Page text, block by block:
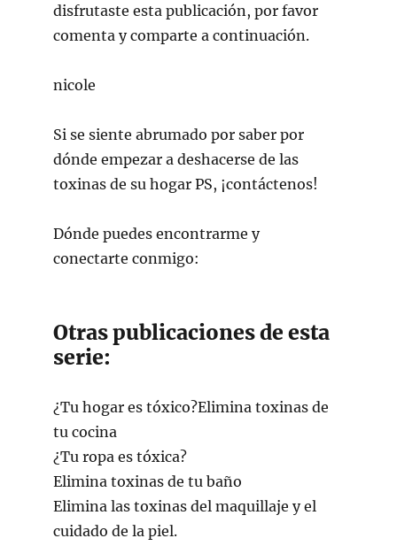
disfrutaste esta publicación, por favor
comenta y comparte a continuación.
nicole
Si se siente abrumado por saber por
dónde empezar a deshacerse de las
toxinas de su hogar PS, ¡contáctenos!
Dónde puedes encontrarme y
conectarte conmigo:
Otras publicaciones de esta
serie:
¿Tu hogar es tóxico?Elimina toxinas de
tu cocina
¿Tu ropa es tóxica?
Elimina toxinas de tu baño
Elimina las toxinas del maquillaje y el
cuidado de la piel.